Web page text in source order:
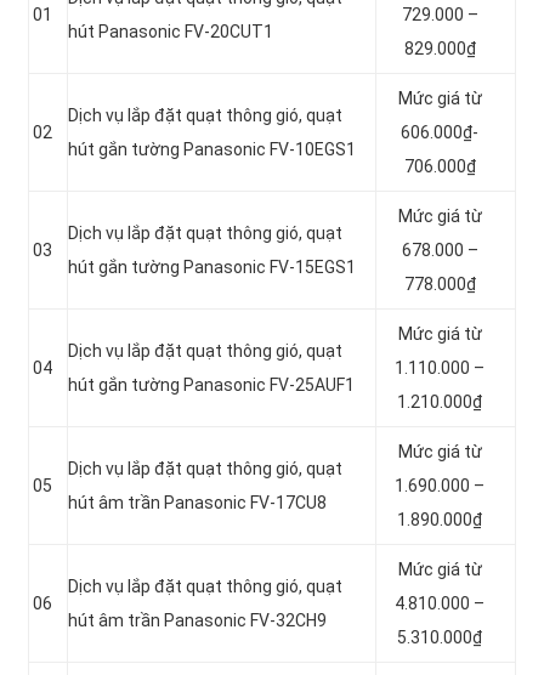
01
hút Panasonic FV-20CUT1
729.000 –
829.000₫
02
Dịch vụ lắp đặt quạt thông gió, quạt
hút gắn tường Panasonic FV-10EGS1
Mức giá từ
606.000₫-
706.000₫
03
Dịch vụ lắp đặt quạt thông gió, quạt
hút gắn tường Panasonic FV-15EGS1
Mức giá từ
678.000 –
778.000₫
04
Dịch vụ lắp đặt quạt thông gió, quạt
hút gắn tường Panasonic FV-25AUF1
Mức giá từ
1.110.000 –
1.210.000₫
05
Dịch vụ lắp đặt quạt thông gió, quạt
hút âm trần Panasonic FV-17CU8
Mức giá từ
1.690.000 –
1.890.000₫
06
Dịch vụ lắp đặt quạt thông gió, quạt
hút âm trần Panasonic FV-32CH9
Mức giá từ
4.810.000 –
5.310.000₫